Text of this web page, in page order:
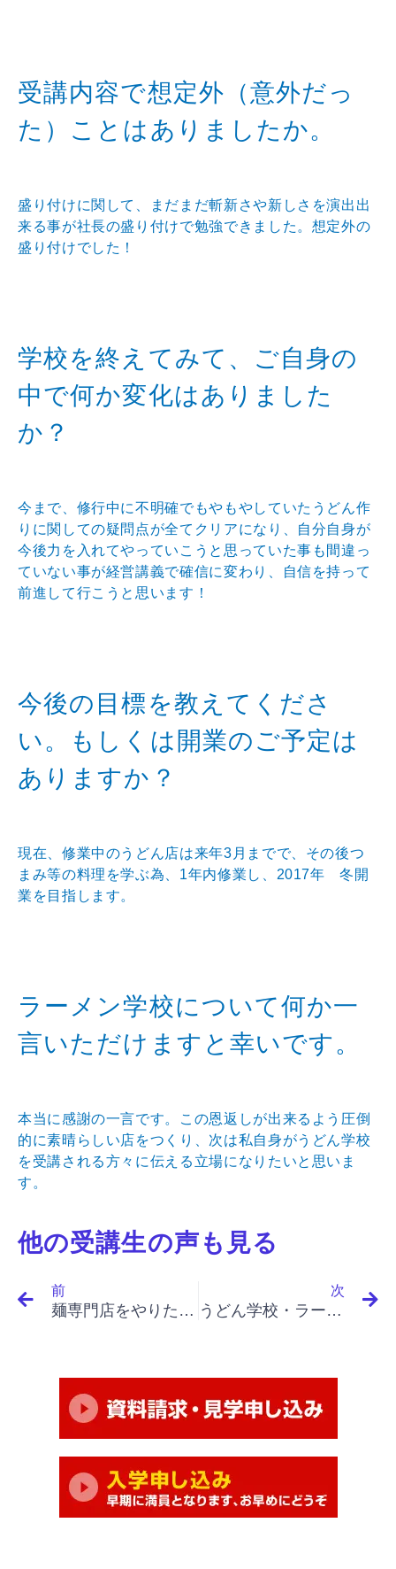
受講内容で想定外（意外だっ
た）ことはありましたか。
盛り付けに関して、まだまだ斬新さや新しさを演出出
来る事が社長の盛り付けで勉強できました。想定外の
盛り付けでした！
学校を終えてみて、ご自身の
中で何か変化はありました
か？
今まで、修行中に不明確でもやもやしていたうどん作
りに関しての疑問点が全てクリアになり、自分自身が
今後力を入れてやっていこうと思っていた事も間違っ
ていない事が経営講義で確信に変わり、自信を持って
前進して行こうと思います！
今後の目標を教えてくださ
い。もしくは開業のご予定は
ありますか？
現在、修業中のうどん店は来年3月までで、その後つ
まみ等の料理を学ぶ為、1年内修業し、2017年 冬開
業を目指します。
ラーメン学校について何か一
言いただけますと幸いです。
本当に感謝の一言です。この恩返しが出来るよう圧倒
的に素晴らしい店をつくり、次は私自身がうどん学校
を受講される方々に伝える立場になりたいと思いま
す。
他の受講生の声も見る
前
麺専門店をやりたい気持ちが更に強くなりました。
次
うどん学校・ラーメン学校・そば学校・パスタ学校で開業&成果アップ｜「イノベーションと起業家精神（最終）」「４つの条件、起業家精神のための経営政策、廃棄の制度化１」